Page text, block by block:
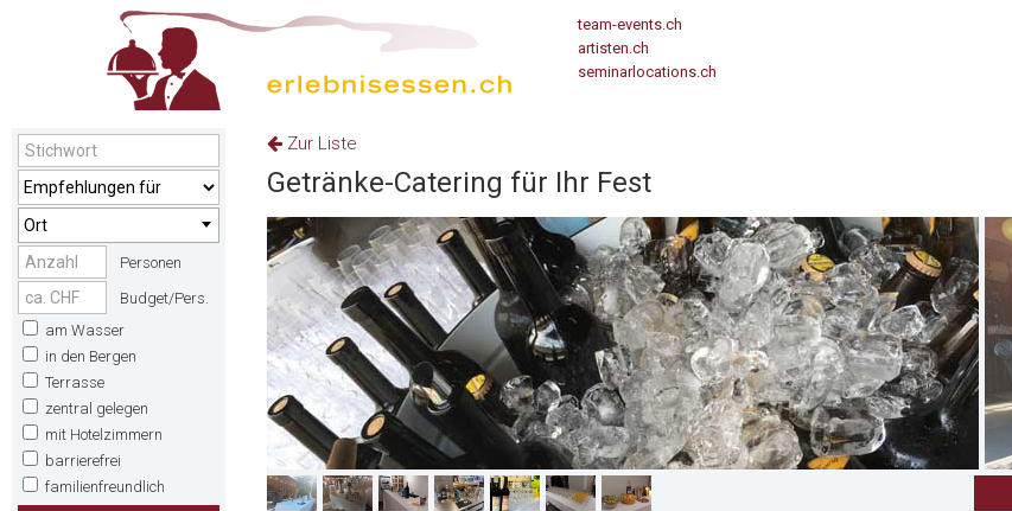
team-events.ch
artisten.ch
seminarlocations.ch
Ort
Personen
Budget/Pers.
am Wasser
in den Bergen
Terrasse
zentral gelegen
mit Hotelzimmern
barrierefrei
familienfreundlich
Zur Liste
Getränke-Catering für Ihr Fest